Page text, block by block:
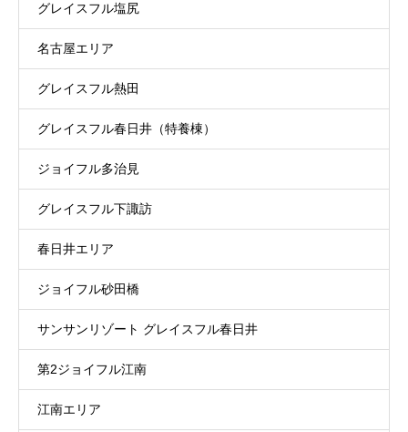
グレイスフル塩尻
名古屋エリア
グレイスフル熱田
グレイスフル春日井（特養棟）
ジョイフル多治見
グレイスフル下諏訪
春日井エリア
ジョイフル砂田橋
サンサンリゾート グレイスフル春日井
第2ジョイフル江南
江南エリア
採用サイト